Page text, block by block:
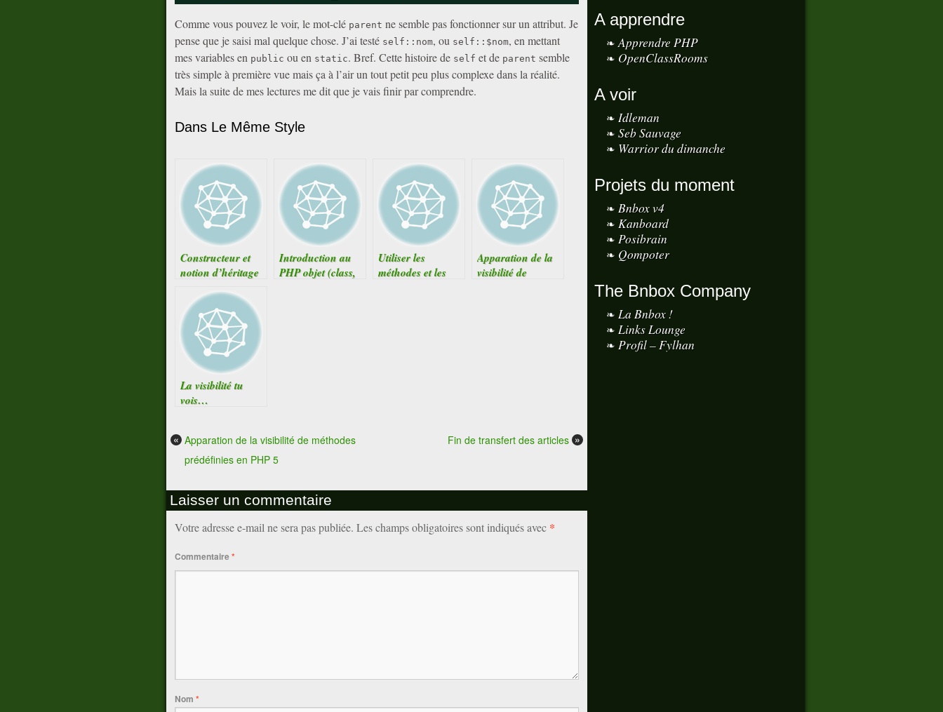
Comme vous pouvez le voir, le mot-clé parent ne semble pas fonctionner sur un attribut. Je
pense que je saisi mal quelque chose. J’ai testé self::nom, ou self::$nom, en mettant
mes variables en public ou en static. Bref. Cette histoire de self et de parent semble
très simple à première vue mais ça à l’air un tout petit peu plus complexe dans la réalité.
Mais la suite de mes lectures me dit que je vais finir par comprendre.
Dans Le Même Style
Constructeur et
notion d’héritage
Introduction au
PHP objet (class,
Utiliser les
méthodes et les
Apparation de la
visibilité de
La visibilité tu
vois…
« Apparation de la visibilité de méthodes
prédéfinies en PHP 5
Fin de transfert des articles »
Laisser un commentaire
Votre adresse e-mail ne sera pas publiée. Les champs obligatoires sont indiqués avec *
Commentaire*
Nom *
A apprendre
Apprendre PHP
OpenClassRooms
A voir
Idleman
Seb Sauvage
Warrior du dimanche
Projets du moment
Bnbox v4
Kanboard
Posibrain
Qompoter
The Bnbox Company
La Bnbox !
Links Lounge
Profil – Fylhan